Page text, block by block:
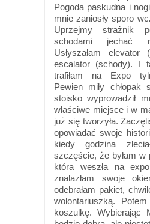
Pogoda paskudna i
mnie zaniosły sporo
Uprzejmy strażnik
schodami
Usłyszałam elevator
escalator (schody). I
trafiłam na Expo
Pewien miły chłopak
stoisko wyprowadził
właściwe miejsce i w
już się tworzyła.
opowiadać swoje
kiedy godzina
szczęście, że byłam w
która weszła na
znalazłam swoje
odebrałam pakiet,
wolontariuszką.
koszulkę. Wybierając